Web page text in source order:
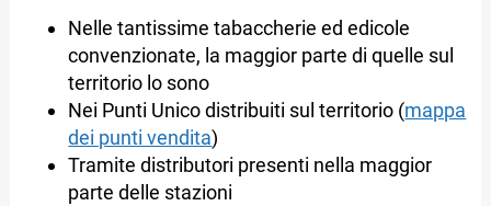
Nelle tantissime tabaccherie ed edicole
convenzionate, la maggior parte di quelle sul
territorio lo sono
Nei Punti Unico distribuiti sul territorio (mappa
dei punti vendita)
Tramite distributori presenti nella maggior
parte delle stazioni